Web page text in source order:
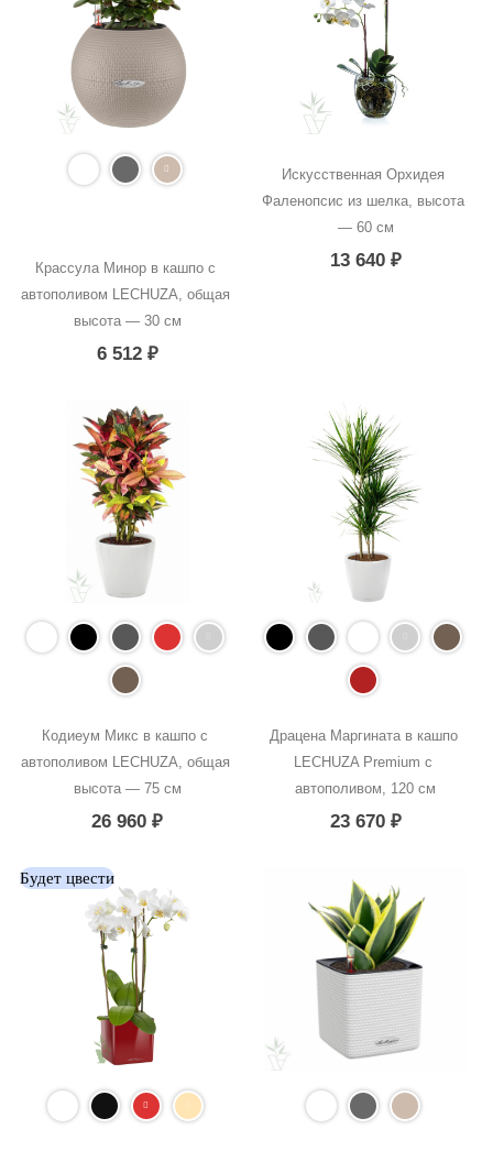
Крассула Минор в кашпо с
автополивом LECHUZA, общая
высота — 30 см
6 512 ₽
Искусственная Орхидея
Фаленопсис из шелка, высота
— 60 см
13 640 ₽
Кодиеум Микс в кашпо с
автополивом LECHUZA, общая
высота — 75 см
26 960₽
Драцена Маргината в кашпо
LECHUZA Premium с
автополивом, 120 см
23 670 ₽
Будет цвести